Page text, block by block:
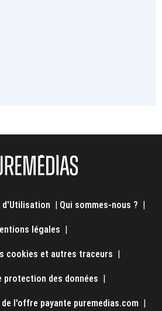
d'Utilisation | Qui sommes-nous ? |
légales |
cookies et autres traceurs |
protection des données |
l'offre payante puremedias.com |